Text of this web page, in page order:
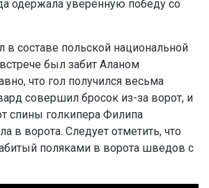
одержала уверенную победу со
в составе польской национальной
был забит Аланом
что гол получился весьма
совершил бросок из-за ворот, и
спины голкипера Филипа
в ворота. Следует отметить, что
поляками в ворота шведов с